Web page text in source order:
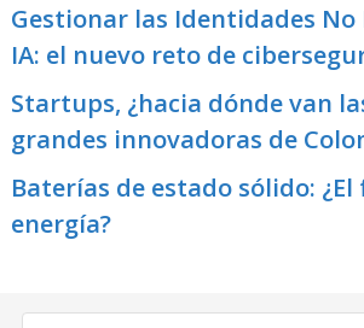
Gestionar las Identidades No
IA: el nuevo reto de
Startups, ¿hacia dónde van
grandes innovadoras de
Baterías de estado sólido:
energía?